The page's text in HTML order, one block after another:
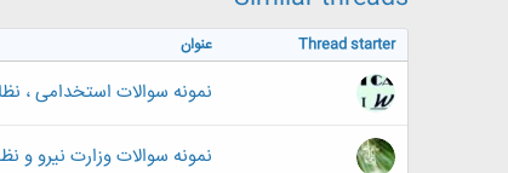
Thread starter عنوان
نمونه سوالات استخدامی ،
نمونه سوالات وزارت نیرو و